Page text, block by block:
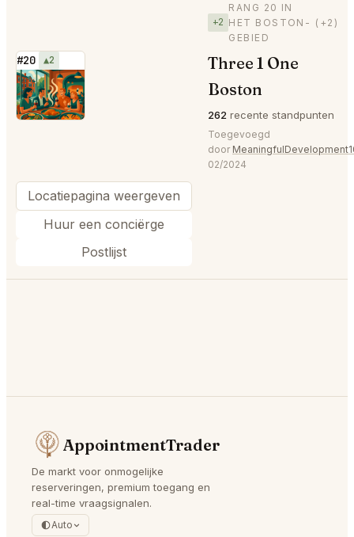
#20 ▲2
⭐
+2
RANG 20 IN
HET BOSTON-
GEBIED
(+2)
Three 1 One
Boston
262 recente standpunten
Toegevoegd
door
02/2024
Locatiepagina weergeven
Huur een conciërge
Postlijst
AppointmentTrader
De markt voor onmogelijke
reserveringen, premium toegang en
real-time vraagsignalen.
Auto